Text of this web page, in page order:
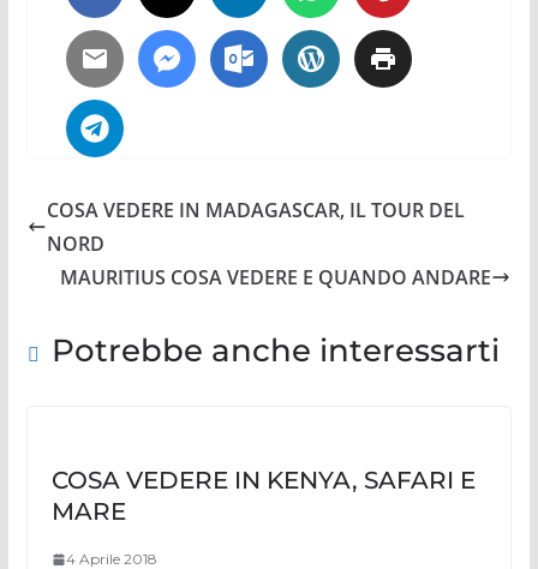
COSA VEDERE IN MADAGASCAR, IL TOUR DEL
NORD
MAURITIUS COSA VEDERE E QUANDO ANDARE
Potrebbe anche interessarti
COSA VEDERE IN KENYA, SAFARI E
MARE
4 Aprile 2018